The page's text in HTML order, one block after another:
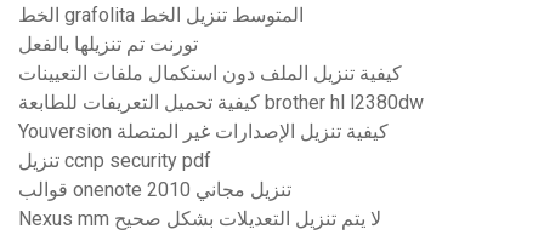
الخط grafolita المتوسط ​​تنزيل الخط
تورنت تم تنزيلها بالفعل
كيفية تنزيل الملف دون استكمال ملفات التعيينات
كيفية تحميل التعريفات للطابعة brother hl l2380dw
Youversion كيفية تنزيل الإصدارات غير المتصلة
تنزيل ccnp security pdf
قوالب onenote 2010 تنزيل مجاني
Nexus mm لا يتم تنزيل التعديلات بشكل صحيح